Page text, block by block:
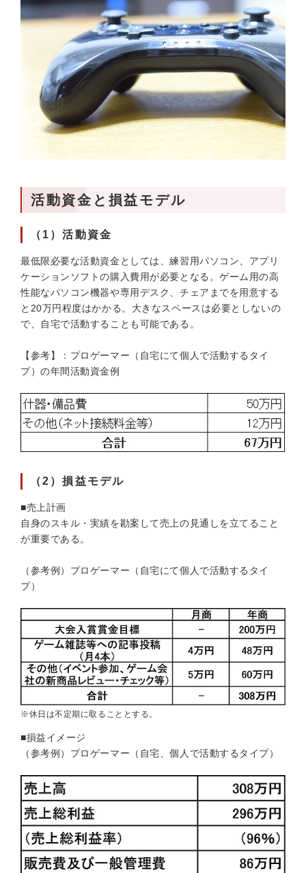
活動資金と損益モデル
（1）活動資金
最低限必要な活動資金としては、練習用パソコン、アプリ
ケーションソフトの購入費用が必要となる。ゲーム用の高
性能なパソコン機器や専用デスク、チェアまでを用意する
と20万円程度はかかる。大きなスペースは必要としないの
で、自宅で活動することも可能である。
【参考】：プロゲーマー（自宅にて個人で活動するタイ
プ）の年間活動資金例
（2）損益モデル
■売上計画
自身のスキル・実績を勘案して売上の見通しを立てること
が重要である。
（参考例）プロゲーマー（自宅にて個人で活動するタイ
プ）
※休日は不定期に取ることとする。
■損益イメージ
（参考例）プロゲーマー（自宅、個人で活動するタイプ）